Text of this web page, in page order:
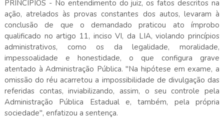
PRINCÍPIOS - No entendimento do juiz, os fatos descritos na
ação, atrelados às provas constantes dos autos, levaram à
conclusão de que o demandado praticou ato ímprobo
qualificado no artigo 11, inciso VI, da LIA, violando princípios
administrativos, como os da legalidade, moralidade,
impessoalidade e honestidade, o que configura grave
atentado à Administração Pública. "Na hipótese em exame, a
omissão do réu acarretou a impossibilidade de divulgação das
referidas contas, inviabilizando, assim, o seu controle pela
Administração Pública Estadual e, também, pela própria
sociedade", enfatizou a sentença.